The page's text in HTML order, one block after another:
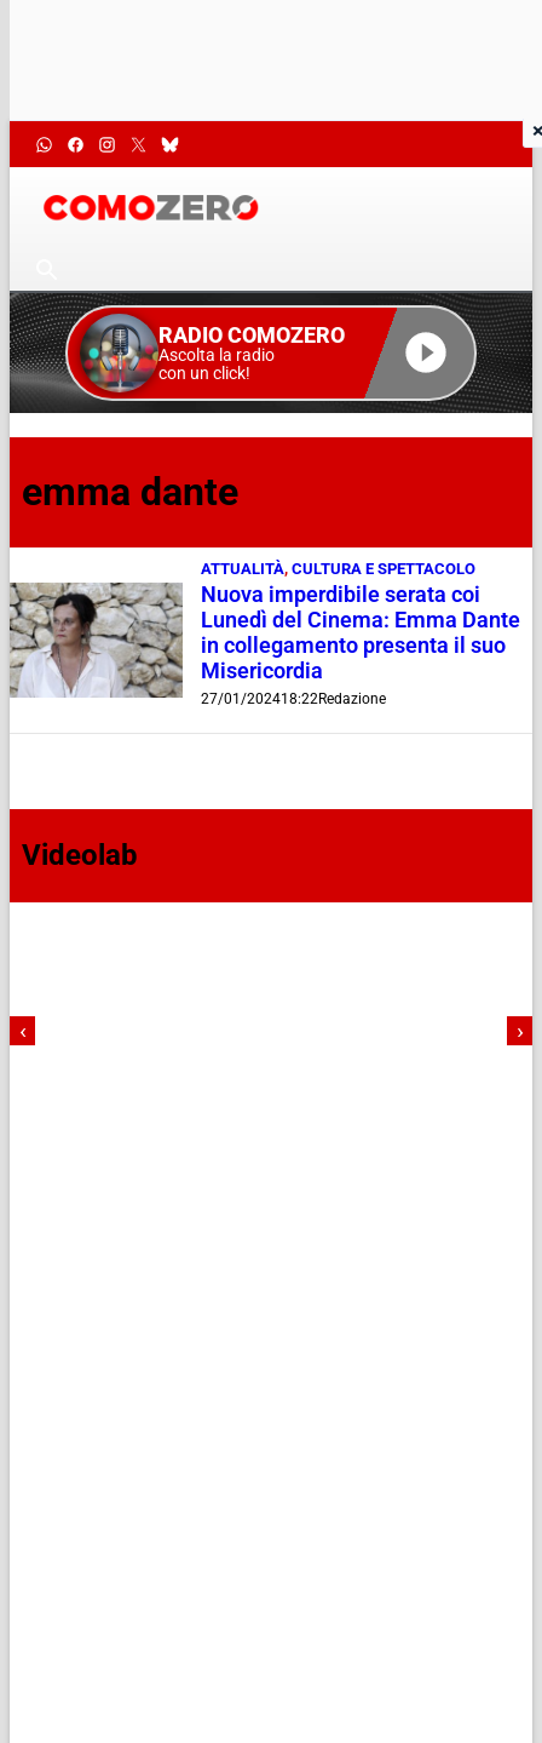
RADIO COMOZERO
Ascolta la radio
con un click!
emma dante
ATTUALITÀ, CULTURA E SPETTACOLO
Nuova imperdibile serata coi
Lunedì del Cinema: Emma Dante
in collegamento presenta il suo
Misericordia
27/01/202418:22Redazione
Videolab
‹ ›